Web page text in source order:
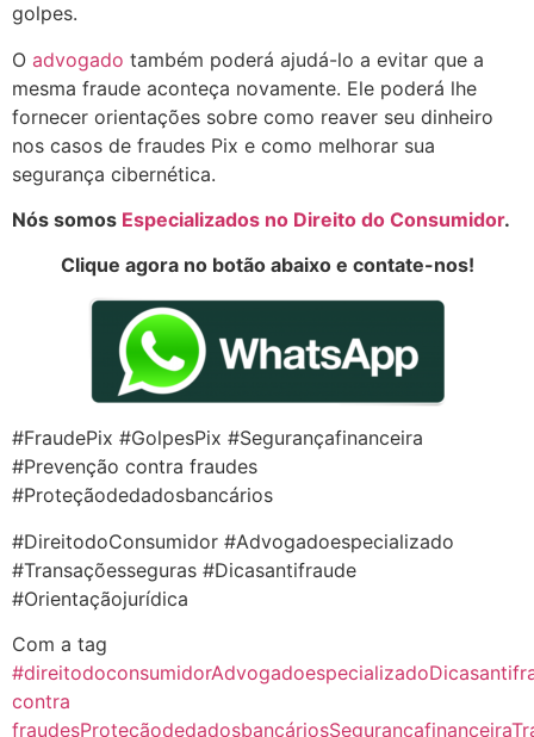
golpes.
O advogado também poderá ajudá-lo a evitar que a
mesma fraude aconteça novamente. Ele poderá lhe
fornecer orientações sobre como reaver seu dinheiro
nos casos de fraudes Pix e como melhorar sua
segurança cibernética.
Nós somos Especializados no Direito do Consumidor.
Clique agora no botão abaixo e contate-nos!
#FraudePix #GolpesPix #Segurançafinanceira
#Prevenção contra fraudes
#Proteçãodedadosbancários
#DireitodoConsumidor #Advogadoespecializado
#Transaçõesseguras #Dicasantifraude
#Orientaçãojurídica
Com a tag
#direitodoconsumidorAdvogadoespecializado
contra
fraudesProteçãodedadosbancáriosSegurançafinanceira